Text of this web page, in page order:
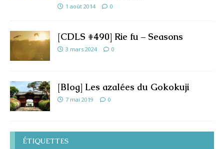
1 août 2014 0
[CDLS #490] Rie fu – Seasons
3 mars 2024 0
[Blog] Les azalées du Gokokuji
7 mai 2019 0
ÉTIQUETTES